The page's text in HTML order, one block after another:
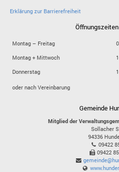
Erklärung zur Barrierefreiheit
Montag – Freitag
Montag + Mittwoch
Donnerstag
oder nach Vereinbarung
Gemeinde
Mitglied der
Sollacher
94336
09422
09422